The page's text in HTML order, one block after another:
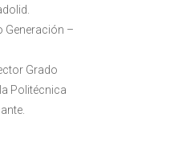
Generación –
Grado
Politécnica